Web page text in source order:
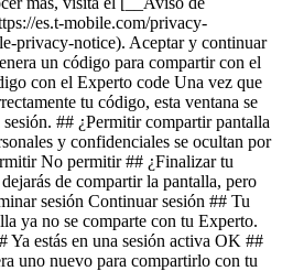
es.t-mobile.com/privacy-
privacy-notice). Aceptar y continuar
un código para compartir con el
con el Experto code Una vez que
tu código, esta ventana se
## ¿Permitir compartir pantalla
y confidenciales se ocultan por
No permitir ## ¿Finalizar tu
de compartir la pantalla, pero
sesión Continuar sesión ## Tu
ya no se comparte con tu Experto.
Ya estás en una sesión activa OK ##
uno nuevo para compartirlo con tu